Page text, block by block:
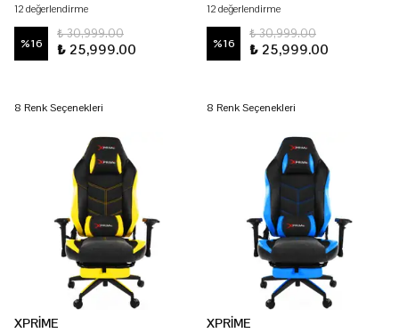
12 değerlendirme
%16
₺ 30,999.00
₺ 25,999.00
8 Renk Seçenekleri
12 değerlendirme
%16
₺ 30,999.00
₺ 25,999.00
8 Renk Seçenekleri
XPRİME XPRİME